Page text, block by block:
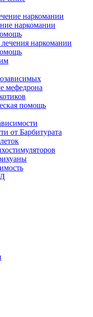
наркомании
наркомании
наркомании
мефедрона
помощь
от Барбитурата